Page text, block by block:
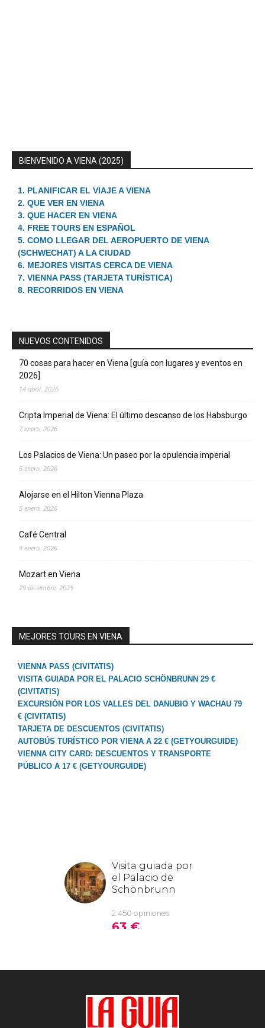
BIENVENIDO A VIENA (2025)
1. PLANIFICAR EL VIAJE A VIENA
2. QUE VER EN VIENA
3. QUE HACER EN VIENA
4. FREE TOURS EN ESPAÑOL
5. COMO LLEGAR DEL AEROPUERTO DE VIENA
(SCHWECHAT) A LA CIUDAD
6. MEJORES VISITAS CERCA DE VIENA
7. VIENNA PASS (TARJETA TURÍSTICA)
8. RECORRIDOS EN VIENA
NUEVOS CONTENIDOS
70 cosas para hacer en Viena [guía con lugares y eventos en
2026]
14 abril, 2026
Cripta Imperial de Viena: El último descanso de los Habsburgo
7 enero, 2026
Los Palacios de Viena: Un paseo por la opulencia imperial
6 enero, 2026
Alojarse en el Hilton Vienna Plaza
5 enero, 2026
Café Central
4 enero, 2026
Mozart en Viena
29 diciembre, 2025
MEJORES TOURS EN VIENA
VIENNA PASS (CIVITATIS)
VISITA GUIADA POR EL PALACIO SCHÖNBRUNN 29 €
(CIVITATIS)
EXCURSIÓN POR LOS VALLES DEL DANUBIO Y WACHAU 79
€ (CIVITATIS)
TARJETA DE DESCUENTOS (CIVITATIS)
AUTOBÚS TURÍSTICO POR VIENA A 22 € (GETYOURGUIDE)
VIENNA CITY CARD: DESCUENTOS Y TRANSPORTE
PÚBLICO A 17 € (GETYOURGUIDE)